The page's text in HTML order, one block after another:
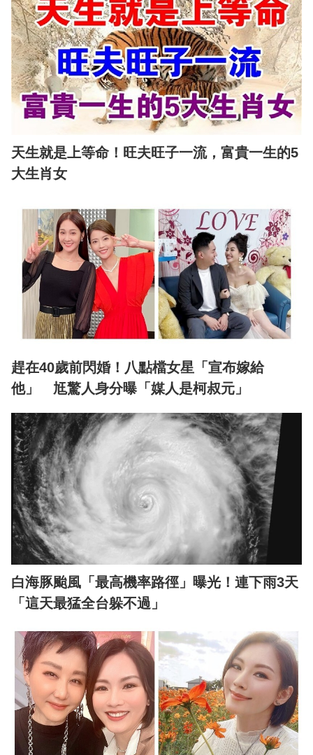
天生就是上等命！旺夫旺子一流，富貴一生的5
大生肖女
趕在40歲前閃婚！八點檔女星「宣布嫁給
他」 尪驚人身分曝「媒人是柯叔元」
白海豚颱風「最高機率路徑」曝光！連下雨3天
「這天最猛全台躲不過」